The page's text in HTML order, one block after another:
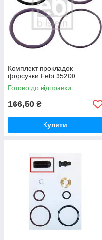
Комплект прокладок
форсунки Febi 35200
Готово до відправки
166,50 ₴
Купити